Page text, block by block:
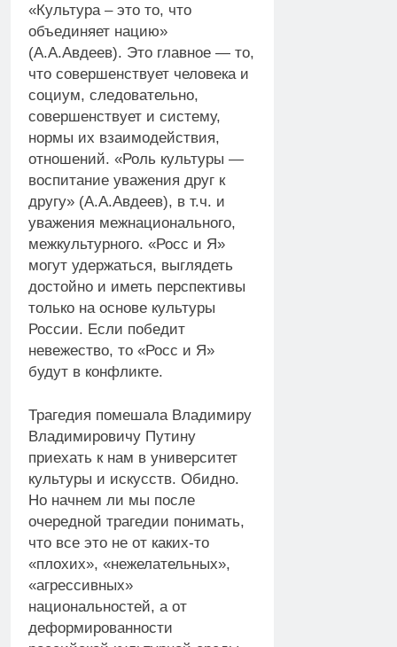
«Культура – это то, что
объединяет нацию»
(А.А.Авдеев). Это главное — то,
что совершенствует человека и
социум, следовательно,
совершенствует и систему,
нормы их взаимодействия,
отношений. «Роль культуры —
воспитание уважения друг к
другу» (А.А.Авдеев), в т.ч. и
уважения межнационального,
межкультурного. «Росс и Я»
могут удержаться, выглядеть
достойно и иметь перспективы
только на основе культуры
России. Если победит
невежество, то «Росс и Я»
будут в конфликте.
Трагедия помешала Владимиру
Владимировичу Путину
приехать к нам в университет
культуры и искусств. Обидно.
Но начнем ли мы после
очередной трагедии понимать,
что все это не от каких-то
«плохих», «нежелательных»,
«агрессивных»
национальностей, а от
деформированности